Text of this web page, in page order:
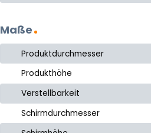
Maße
Produktdurchmesser
Produkthöhe
Verstellbarkeit
Schirmdurchmesser